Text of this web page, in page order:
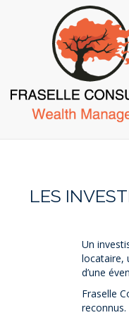
content
Les
LES
Un
locataire,
d’une
Fraselle
reconnus.